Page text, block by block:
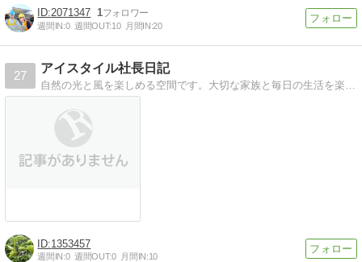
か？～混乱する住宅の〇〇
風スタイルの話～
楽しむ物置小
2071347 1
週間IN:0 週間OUT:10 月間IN:20
27
アイスタイル社長日記
自然の光と風を楽しめる空間です。大切な家族と毎日の生活を楽しむ最高の環境づくりを一緒に楽しみましょう！
1353457
週間IN:0 週間OUT:0 月間IN:10